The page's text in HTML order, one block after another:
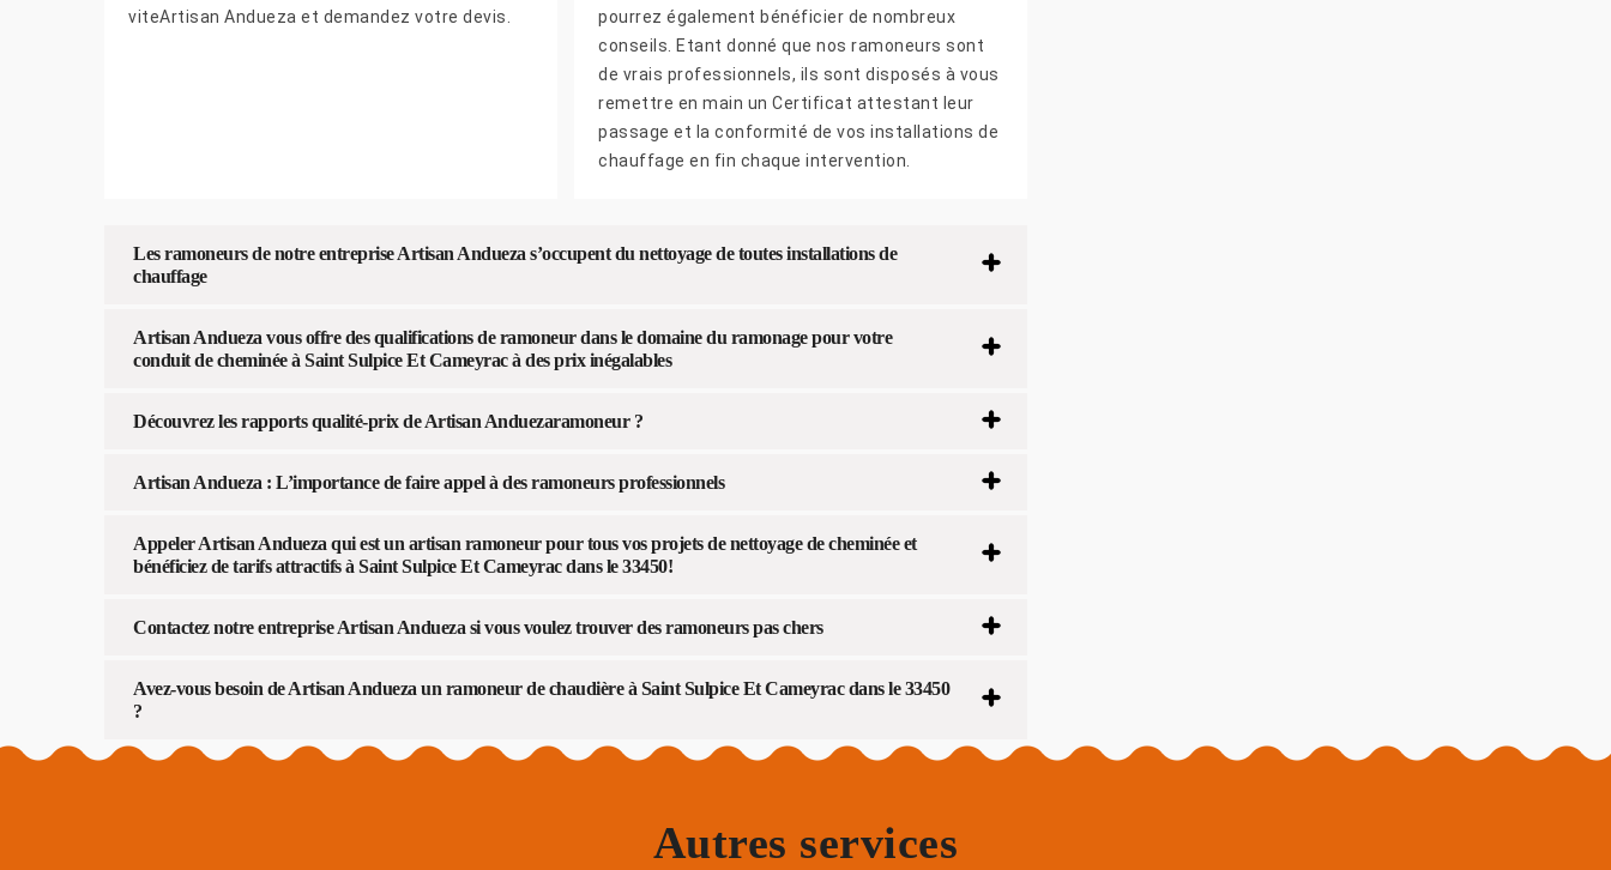
viteArtisan Andueza et demandez votre devis.
pourrez également bénéficier de nombreux
conseils. Etant donné que nos ramoneurs sont
de vrais professionnels, ils sont disposés à vous
remettre en main un Certificat attestant leur
passage et la conformité de vos installations de
chauffage en fin chaque intervention.
Les ramoneurs de notre entreprise Artisan Andueza s’occupent du nettoyage de toutes installations de
chauffage
Artisan Andueza vous offre des qualifications de ramoneur dans le domaine du ramonage pour votre
conduit de cheminée à Saint Sulpice Et Cameyrac à des prix inégalables
Découvrez les rapports qualité-prix de Artisan Anduezaramoneur ?
Artisan Andueza : L’importance de faire appel à des ramoneurs professionnels
Appeler Artisan Andueza qui est un artisan ramoneur pour tous vos projets de nettoyage de cheminée et
bénéficiez de tarifs attractifs à Saint Sulpice Et Cameyrac dans le 33450!
Contactez notre entreprise Artisan Andueza si vous voulez trouver des ramoneurs pas chers
Avez-vous besoin de Artisan Andueza un ramoneur de chaudière à Saint Sulpice Et Cameyrac dans le 33450
?
Autres services